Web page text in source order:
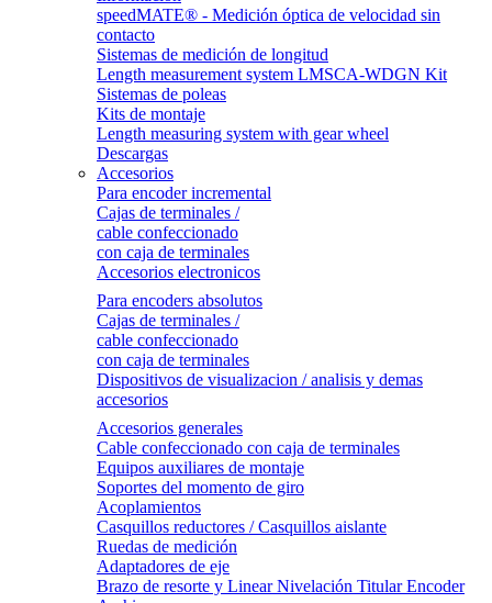
speedMATE® - Medición óptica de velocidad sin
contacto
Sistemas de medición de longitud
Length measurement system LMSCA-WDGN Kit
Sistemas de poleas
Kits de montaje
Length measuring system with gear wheel
Descargas
Accesorios
Para encoder incremental
Cajas de terminales /
cable confeccionado
con caja de terminales
Accesorios electronicos
Para encoders absolutos
Cajas de terminales /
cable confeccionado
con caja de terminales
Dispositivos de visualizacion / analisis y demas
accesorios
Accesorios generales
Cable confeccionado con caja de terminales
Equipos auxiliares de montaje
Soportes del momento de giro
Acoplamientos
Casquillos reductores / Casquillos aislante
Ruedas de medición
Adaptadores de eje
Brazo de resorte y Linear Nivelación Titular Encoder